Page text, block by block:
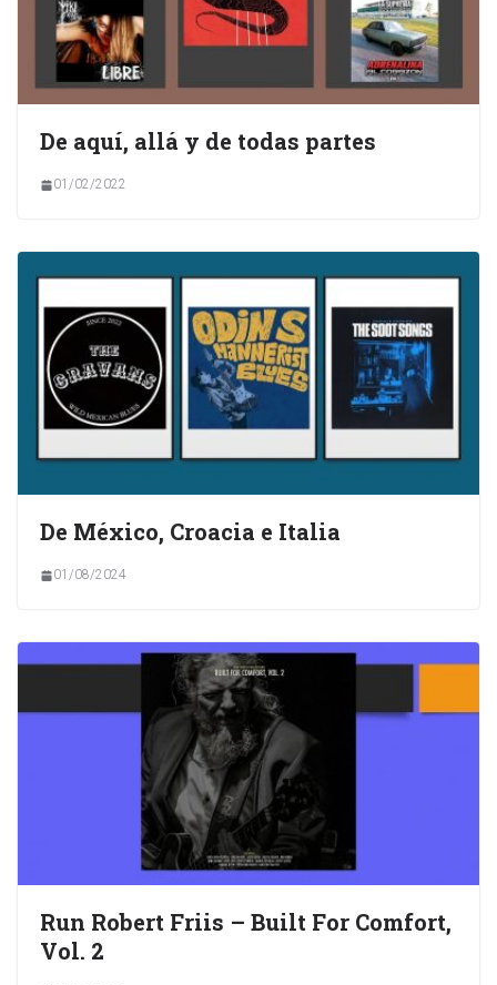
De aquí, allá y de todas partes
01/02/2022
De México, Croacia e Italia
01/08/2024
Run Robert Friis – Built For Comfort,
Vol. 2